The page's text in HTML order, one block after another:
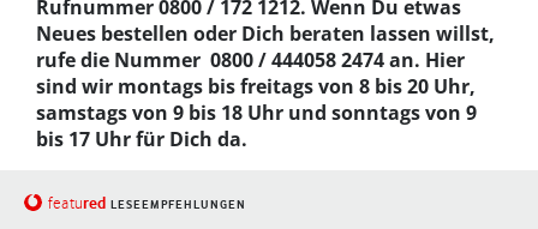
Rufnummer 0800 / 172 1212. Wenn Du etwas
Neues bestellen oder Dich beraten lassen willst,
rufe die Nummer 0800 / 444058 2474 an. Hier
sind wir montags bis freitags von 8 bis 20 Uhr,
samstags von 9 bis 18 Uhr und sonntags von 9
bis 17 Uhr für Dich da.
featured LESEEMPFEHLUNGEN